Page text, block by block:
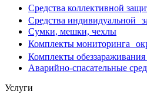
Средства коллективной
Средства индивидуальной
Сумки, мешки, чехлы
Комплекты мониторинга
Комплекты
Аварийно-спасательные
Услуги